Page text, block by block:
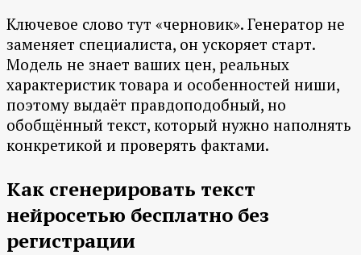
Ключевое слово тут «черновик». Генератор не
заменяет специалиста, он ускоряет старт.
Модель не знает ваших цен, реальных
характеристик товара и особенностей ниши,
поэтому выдаёт правдоподобный, но
обобщённый текст, который нужно наполнять
конкретикой и проверять фактами.
Как сгенерировать текст
нейросетью бесплатно без
регистрации